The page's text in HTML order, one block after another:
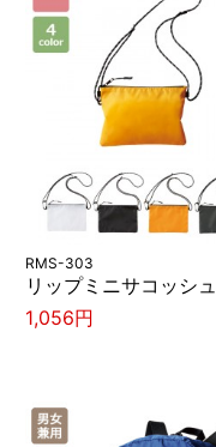
RMS-303
リップミニサコッシュ
1,056円